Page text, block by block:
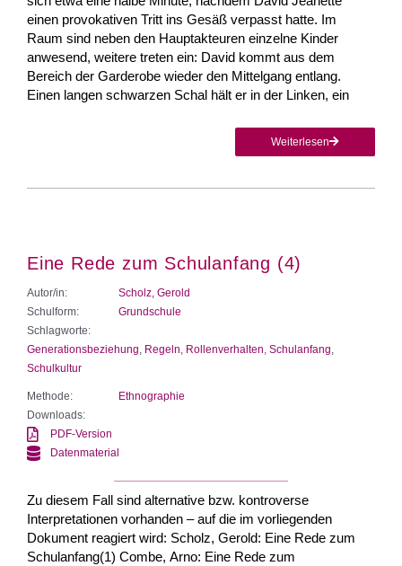
einen provokativen Tritt ins Gesäß verpasst hatte. Im
Raum sind neben den Hauptakteuren einzelne Kinder
anwesend, weitere treten ein: David kommt aus dem
Bereich der Garderobe wieder den Mittelgang entlang.
Einen langen schwarzen Schal hält er in der Linken, ein
Weiterlesen
Eine Rede zum Schulanfang (4)
Autor/in:
Scholz, Gerold
Schulform:
Grundschule
Schlagworte:
Generationsbeziehung Regeln Rollenverhalten Schulanfang
Schulkultur
Methode:
Ethnographie
Downloads:
PDF-Version
Datenmaterial
Zu diesem Fall sind alternative bzw. kontroverse
Interpretationen vorhanden – auf die im vorliegenden
Dokument reagiert wird: Scholz, Gerold: Eine Rede zum
Schulanfang(1) Combe, Arno: Eine Rede zum